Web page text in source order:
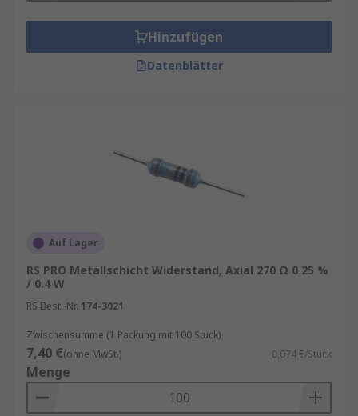
Hinzufügen
Datenblätter
Auf Lager
RS PRO Metallschicht Widerstand, Axial 270 Ω 0.25 %
/ 0.4 W
RS Best.-Nr. 174-3021
Zwischensumme (1 Packung mit 100 Stück)
7,40 €(ohne MwSt.) 0,074 €/Stück
Menge